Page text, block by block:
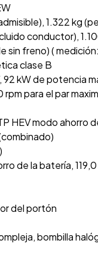
1.322 kg
conductor),
sin freno) (
clase B
kW de potencia
para el par
HEV modo ahorro
de la batería, 119,0
del portón
bombilla